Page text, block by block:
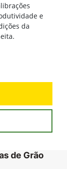
e
da
de Grão